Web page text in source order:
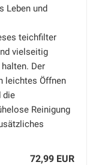
Leben und
teichfilter
vielseitig
Der
leichtes Öffnen
die
Reinigung
72,99 EUR